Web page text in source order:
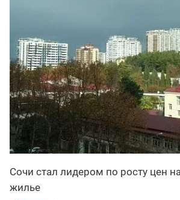
Сочи стал лидером по росту цен
жилье